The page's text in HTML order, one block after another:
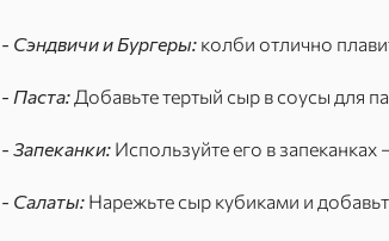
- Сэндвичи и Бургеры: колби отлично
- Паста: Добавьте тертый сыр в соусы для
- Запеканки: Используйте его в
- Салаты: Нарежьте сыр кубиками и